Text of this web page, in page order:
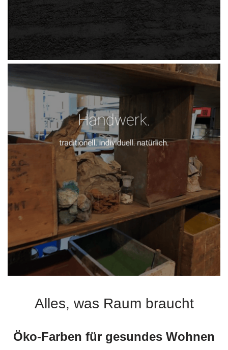
Alles, was Raum braucht
Öko-Farben für gesundes Wohnen